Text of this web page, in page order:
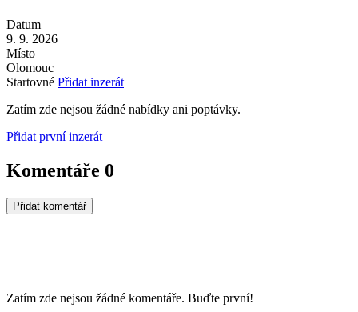
Datum
9. 9. 2026
Místo
Olomouc
Startovné Přidat inzerát
Zatím zde nejsou žádné nabídky ani poptávky.
Přidat první inzerát
Komentáře 0
Přidat komentář
Zatím zde nejsou žádné komentáře. Buďte první!